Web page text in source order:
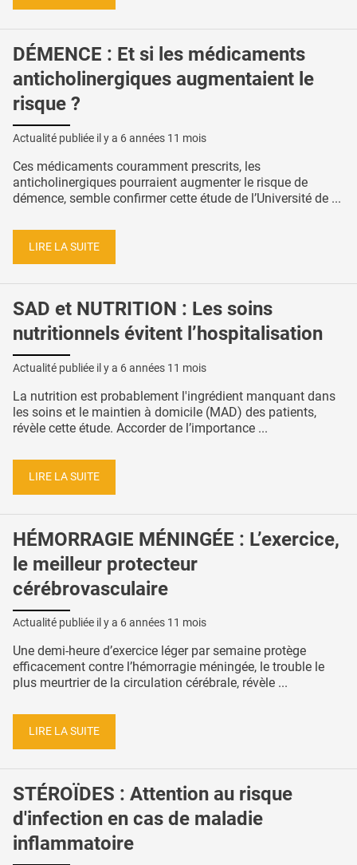
DÉMENCE : Et si les médicaments
anticholinergiques augmentaient le
risque ?
Actualité publiée il y a 6 années 11 mois
Ces médicaments couramment prescrits, les
anticholinergiques pourraient augmenter le risque de
démence, semble confirmer cette étude de l’Université de ...
LIRE LA SUITE
SAD et NUTRITION : Les soins
nutritionnels évitent l’hospitalisation
Actualité publiée il y a 6 années 11 mois
La nutrition est probablement l'ingrédient manquant dans
les soins et le maintien à domicile (MAD) des patients,
révèle cette étude. Accorder de l’importance ...
LIRE LA SUITE
HÉMORRAGIE MÉNINGÉE : L’exercice,
le meilleur protecteur
cérébrovasculaire
Actualité publiée il y a 6 années 11 mois
Une demi-heure d’exercice léger par semaine protège
efficacement contre l’hémorragie méningée, le trouble le
plus meurtrier de la circulation cérébrale, révèle ...
LIRE LA SUITE
STÉROÏDES : Attention au risque
d'infection en cas de maladie
inflammatoire